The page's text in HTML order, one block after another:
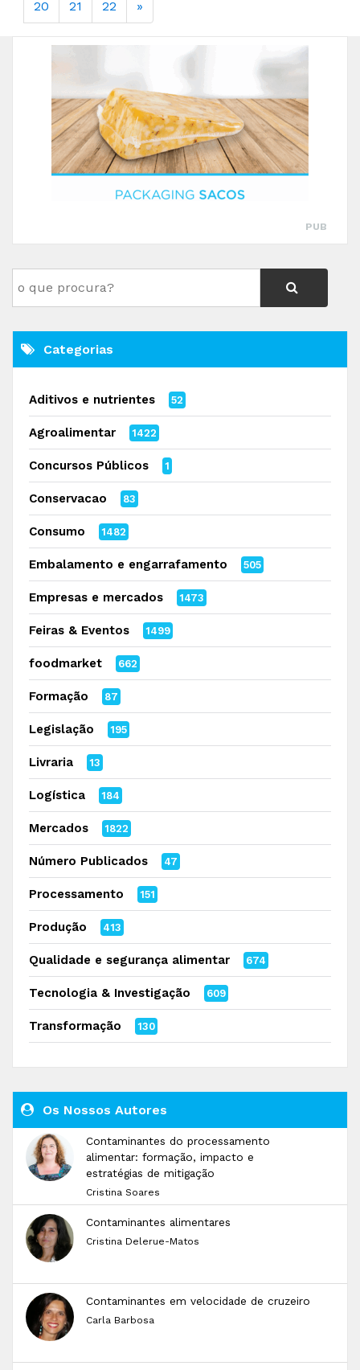
20 21 22 »
PUB
Categorias
Aditivos e nutrientes 52
Agroalimentar 1422
Concursos Públicos 1
Conservacao 83
Consumo 1482
Embalamento e engarrafamento 505
Empresas e mercados 1473
Feiras & Eventos 1499
foodmarket 662
Formação 87
Legislação 195
Livraria 13
Logística 184
Mercados 1822
Número Publicados 47
Processamento 151
Produção 413
Qualidade e segurança alimentar 674
Tecnologia & Investigação 609
Transformação 130
Os Nossos Autores
Contaminantes do processamento
alimentar: formação, impacto e
estratégias de mitigação
Cristina Soares
Contaminantes alimentares
Cristina Delerue-Matos
Contaminantes em velocidade de cruzeiro
Carla Barbosa